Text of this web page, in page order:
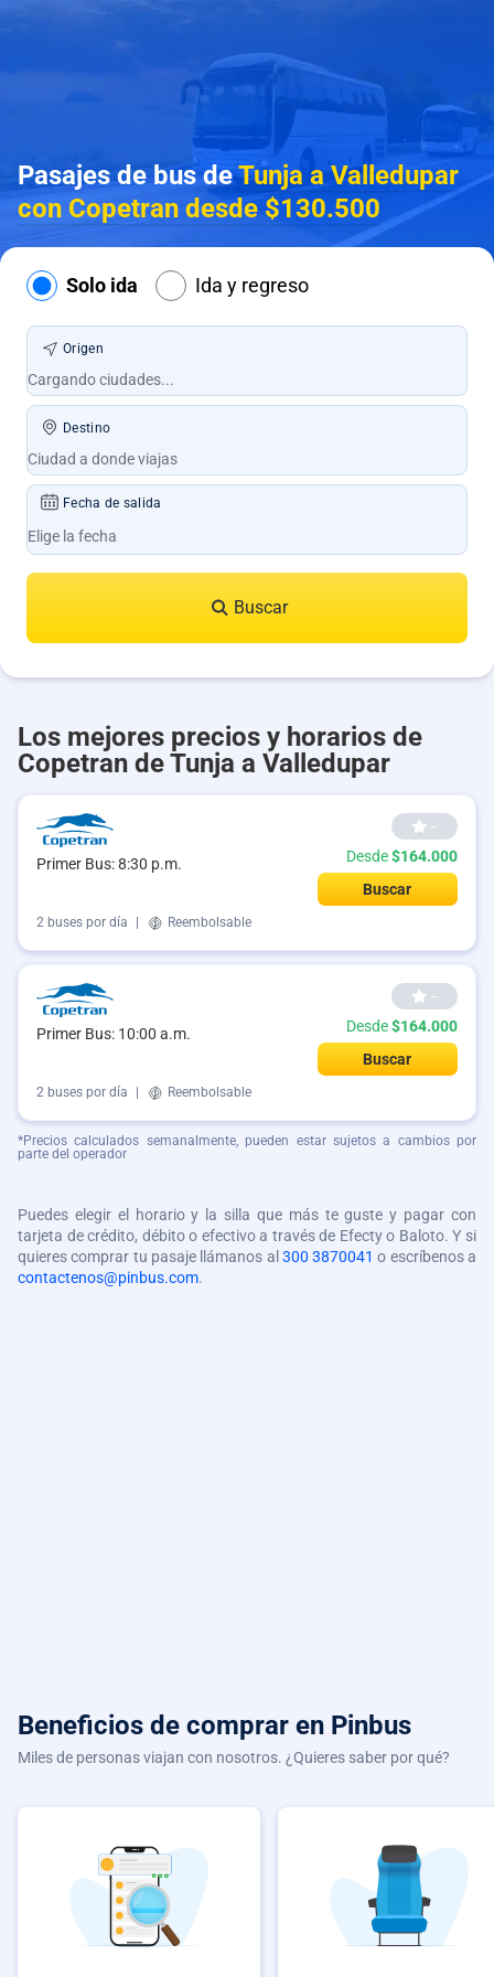
Pasajes de bus deTunja a Valledupar
con Copetran desde $130.500
Solo ida Ida y regreso
Origen
Destino
Fecha de salida
Buscar
Los mejores precios y horarios de
Copetran de Tunja a Valledupar
Primer Bus: 8:30 p.m.
--
Desde$164.000
Buscar
2 buses por día Reembolsable
Primer Bus: 10:00 a.m.
--
Desde$164.000
Buscar
2 buses por día Reembolsable
*Precios calculados semanalmente, pueden estar sujetos a cambios por
parte del operador
Puedes elegir el horario y la silla que más te guste y pagar con
tarjeta de crédito, débito o efectivo a través de Efecty o Baloto. Y si
quieres comprar tu pasaje llámanos al 300 3870041 o escríbenos a
contactenos@pinbus.com.
Beneficios de comprar en Pinbus
Miles de personas viajan con nosotros. ¿Quieres saber por qué?